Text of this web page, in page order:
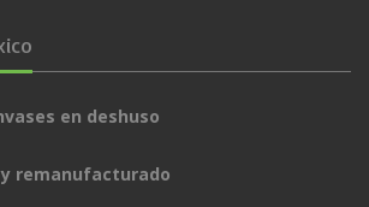
en deshuso
remanufacturado